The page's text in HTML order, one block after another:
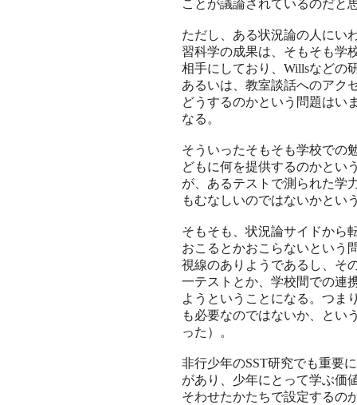
ことが議論されているのだと
ただし、ある状況論の人にい
習科学の成果は、そもそも学
相手にしており、Willsなどの
あるいは、教室談話へのアク
どうするのかという問題はい
なる。
そういったそもそも学校での
どもに何を提供するのかとい
が、あるテストで測られた学
もむなしいのではないかとい
そもそも、状況論サイドから
おこるとかおこらないという
視線のありようであるし、そ
一テストとか、学校間での連
ようということになる。つま
も必要なのではないか、とい
った）。
非行少年のSST研究でも重要
があり、少年にとって学ぶ価
そわせたかたちで設定するの